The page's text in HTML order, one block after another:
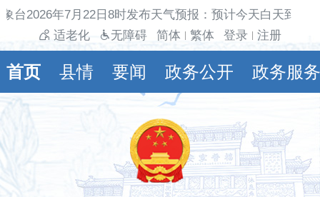
台2026年7月22日8时发布天气预报：预计今天白天到
适老化
无障碍 简体 繁体 登录 注册
首页 县情 要闻 政务公开 政务服务